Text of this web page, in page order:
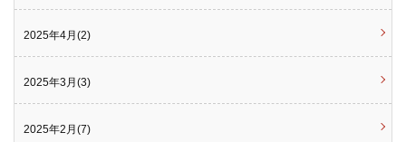
2025年4月(2)
2025年3月(3)
2025年2月(7)